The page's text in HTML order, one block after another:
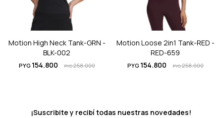
Motion High Neck Tank-GRN -
BLK-002
PYG 154.800 PYG258.000
Motion Loose 2in1 Tank-RED -
RED-659
PYG 154.800 PYG258.000
¡Suscribite y recibí todas nuestras novedades!